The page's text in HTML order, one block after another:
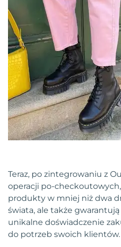
Teraz, po zintegrowaniu z
operacji po-
produkty w mniej niż dwa
świata, ale także
unikalne doświadczenie
do potrzeb swoich klientów.